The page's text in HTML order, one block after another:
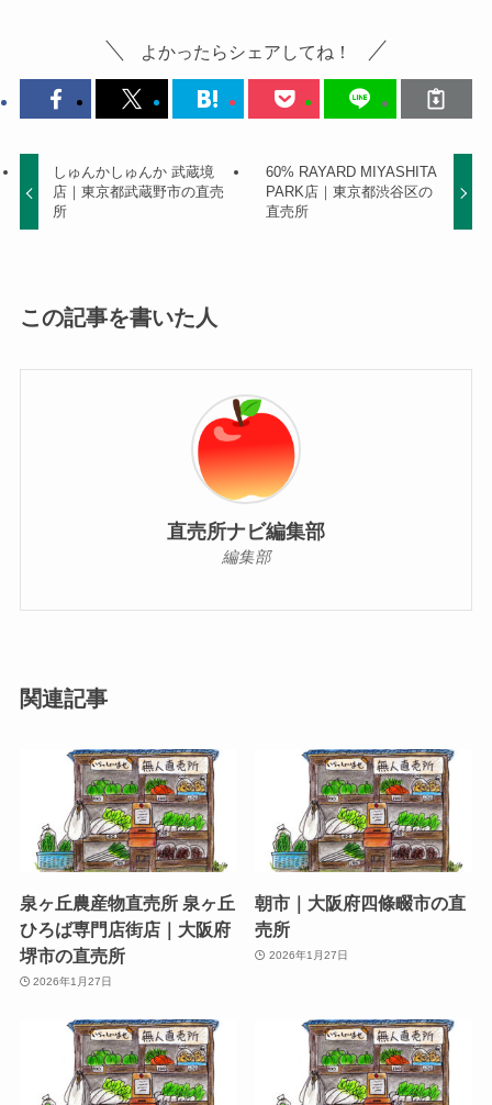
よかったらシェアしてね！
しゅんかしゅんか 武蔵境
店｜東京都武蔵野市の直売
所
60% RAYARD MIYASHITA
PARK店｜東京都渋谷区の
直売所
この記事を書いた人
直売所ナビ編集部
編集部
関連記事
泉ヶ丘農産物直売所 泉ヶ丘
ひろば専門店街店｜大阪府
堺市の直売所
2026年1月27日
朝市｜大阪府四條畷市の直
売所
2026年1月27日